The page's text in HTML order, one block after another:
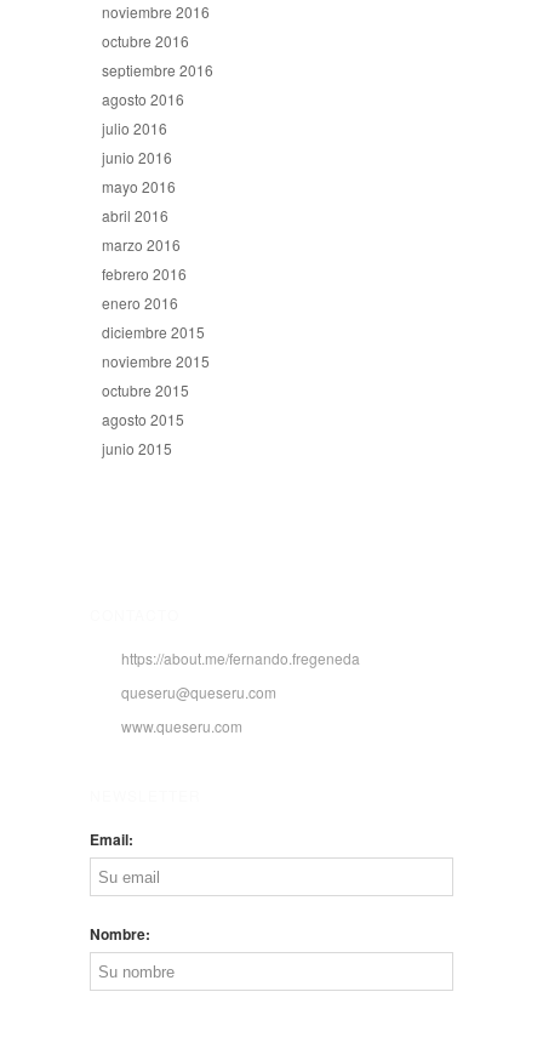
noviembre 2016
octubre 2016
septiembre 2016
agosto 2016
julio 2016
junio 2016
mayo 2016
abril 2016
marzo 2016
febrero 2016
enero 2016
diciembre 2015
noviembre 2015
octubre 2015
agosto 2015
junio 2015
https://about.me/fernando.fregeneda
queseru@queseru.com
www.queseru.com
Email:
Nombre: